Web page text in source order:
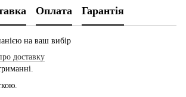
Оплата Гарантія
на ваш вибір
доставку